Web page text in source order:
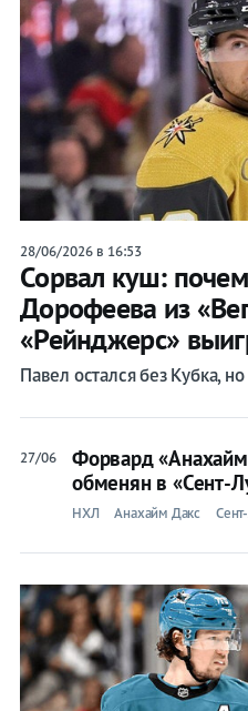
28/06/2026 в 16:53
Сорвал куш:
Дорофеева из
«Рейнджерс»
Павел остался без Кубка,
27/06
Форвард
обменян в «Сент-
НХЛ Анахайм Дакс